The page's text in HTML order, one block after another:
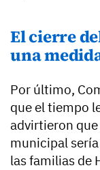
El cierre
una
Por último,
que el tiempo
advirtieron
municipal
las familias de